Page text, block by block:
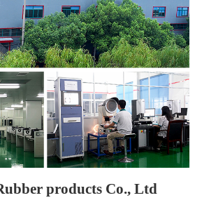
products Co., Ltd